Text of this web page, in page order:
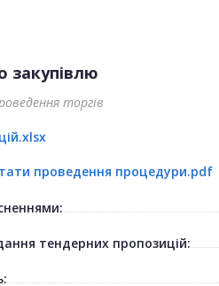
закупівлю
торгів
проведення процедури.pdf
тендерних пропозицій: